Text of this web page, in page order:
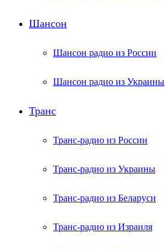
Шансон
Шансон радио из России
Шансон радио из Украины
Транс
Транс-радио из России
Транс-радио из Украины
Транс-радио из Беларуси
Транс-радио из Израиля